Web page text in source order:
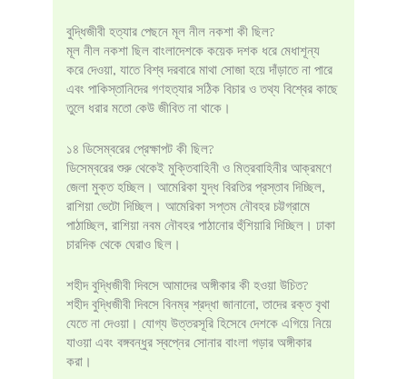
বুদ্ধিজীবী হত্যার পেছনে মূল নীল নকশা কী ছিল?
মূল নীল নকশা ছিল বাংলাদেশকে কয়েক দশক ধরে মেধাশূন্য
করে দেওয়া, যাতে বিশ্ব দরবারে মাথা সোজা হয়ে দাঁড়াতে না পারে
এবং পাকিস্তানিদের গণহত্যার সঠিক বিচার ও তথ্য বিশ্বের কাছে
তুলে ধরার মতো কেউ জীবিত না থাকে।
১৪ ডিসেম্বরের প্রেক্ষাপট কী ছিল?
ডিসেম্বরের শুরু থেকেই মুক্তিবাহিনী ও মিত্রবাহিনীর আক্রমণে
জেলা মুক্ত হচ্ছিল। আমেরিকা যুদ্ধ বিরতির প্রস্তাব দিচ্ছিল,
রাশিয়া ভেটো দিচ্ছিল। আমেরিকা সপ্তম নৌবহর চট্টগ্রামে
পাঠাচ্ছিল, রাশিয়া নবম নৌবহর পাঠানোর হুঁশিয়ারি দিচ্ছিল। ঢাকা
চারদিক থেকে ঘেরাও ছিল।
শহীদ বুদ্ধিজীবী দিবসে আমাদের অঙ্গীকার কী হওয়া উচিত?
শহীদ বুদ্ধিজীবী দিবসে বিনম্র শ্রদ্ধা জানানো, তাদের রক্ত বৃথা
যেতে না দেওয়া। যোগ্য উত্তরসূরি হিসেবে দেশকে এগিয়ে নিয়ে
যাওয়া এবং বঙ্গবন্ধুর স্বপ্নের সোনার বাংলা গড়ার অঙ্গীকার
করা।